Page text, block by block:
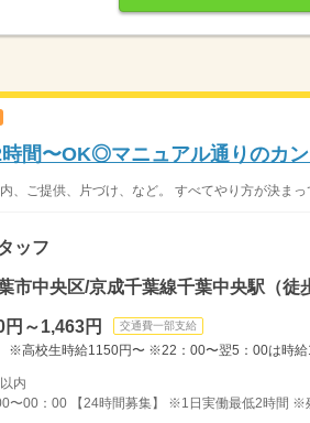
間〜OK◎マニュアル通りのカ
、ご提供、片づけ、など。 すべてやり方が決まっ
ッフ
市中央区/京成千葉線千葉中央駅（徒
円～1,463円 交通費一部支給
※高校生時給1150円〜 ※22：00〜翌5：00は時
以内
〜00：00 【24時間募集】 ※1日実働最低2時間 ※